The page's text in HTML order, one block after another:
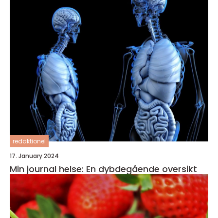
redaktionel
17. January 2024
Min journal helse: En dybdegående oversikt